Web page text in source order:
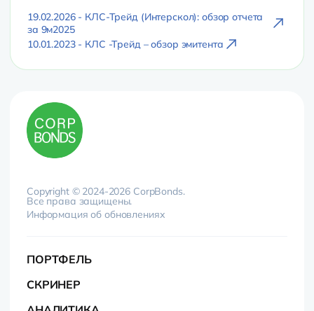
19.02.2026 - КЛС-Трейд (Интерскол): обзор отчета
за 9м2025
10.01.2023 - КЛС -Трейд – обзор эмитента
Copyright © 2024-2026 CorpBonds.
Все права защищены.
Информация об обновлениях
ПОРТФЕЛЬ
СКРИНЕР